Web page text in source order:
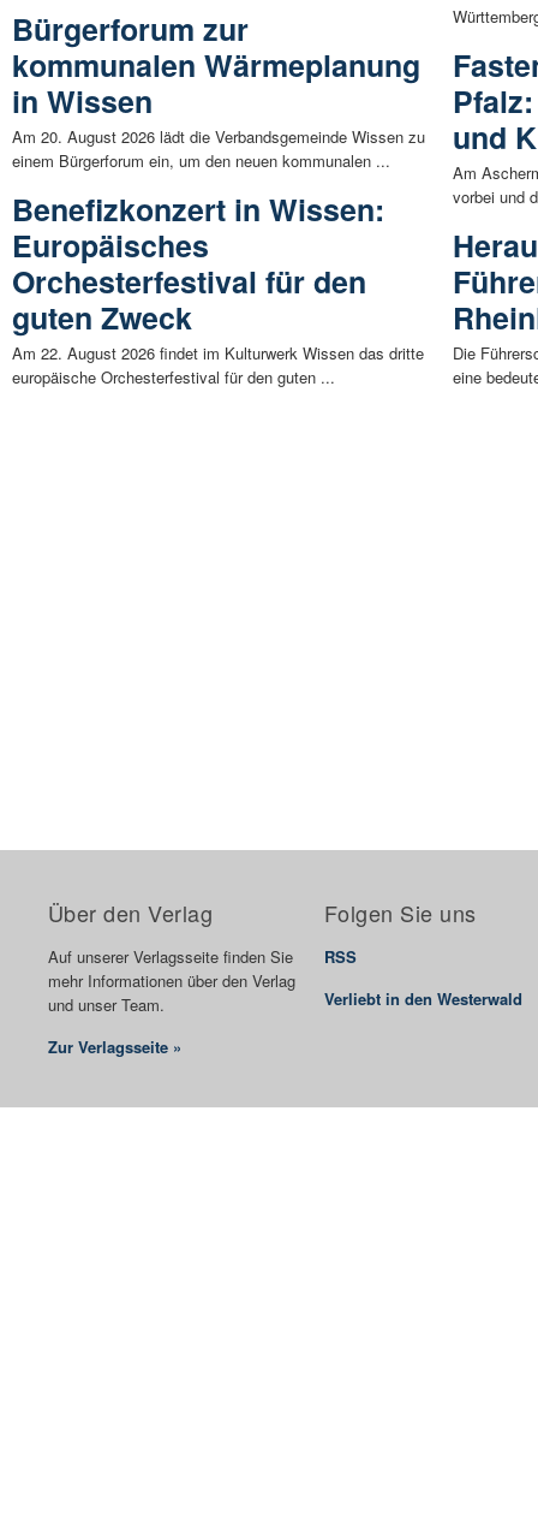
Bürgerforum zur
kommunalen Wärmeplanung
in Wissen
Am 20. August 2026 lädt die Verbandsgemeinde Wissen zu
einem Bürgerforum ein, um den neuen kommunalen ...
Benefizkonzert in Wissen:
Europäisches
Orchesterfestival für den
guten Zweck
Am 22. August 2026 findet im Kulturwerk Wissen das dritte
europäische Orchesterfestival für den guten ...
und
Am
vorbei und
Die
eine
Über den Verlag
Auf unserer Verlagsseite finden Sie
mehr Informationen über den Verlag
und unser Team.
Zur Verlagsseite »
Folgen Sie uns
RSS
Verliebt in den Westerwald